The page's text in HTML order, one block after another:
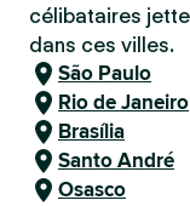
célibataires
dans ces villes.
São Paulo
Rio de Janeiro
Brasília
Santo André
Osasco